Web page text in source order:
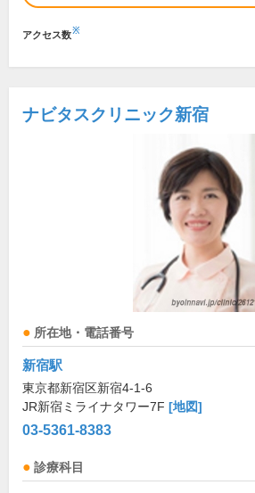
アクセス数※
ナビタスクリニック新宿
所在地・電話番号
新宿駅
東京都新宿区新宿4-1-6
JR新宿ミライナタワー7F [地図]
03-5361-8383
診療科目